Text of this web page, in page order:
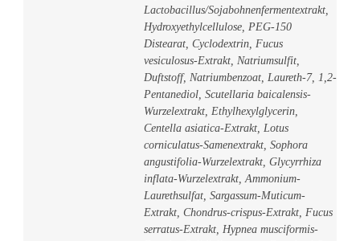
Lactobacillus/Sojabohnenfermentextrakt,
Hydroxyethylcellulose, PEG-150
Distearat, Cyclodextrin, Fucus
vesiculosus-Extrakt, Natriumsulfit,
Duftstoff, Natriumbenzoat, Laureth-7, 1,2-
Pentanediol, Scutellaria baicalensis-
Wurzelextrakt, Ethylhexylglycerin,
Centella asiatica-Extrakt, Lotus
corniculatus-Samenextrakt, Sophora
angustifolia-Wurzelextrakt, Glycyrrhiza
inflata-Wurzelextrakt, Ammonium-
Laurethsulfat, Sargassum-Muticum-
Extrakt, Chondrus-crispus-Extrakt, Fucus
serratus-Extrakt, Hypnea musciformis-